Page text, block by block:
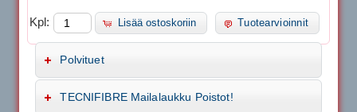
Kpl: Lisää ostoskoriin Tuotearvioinnit
Polvituet
TECNIFIBRE Mailalaukku Poistot!